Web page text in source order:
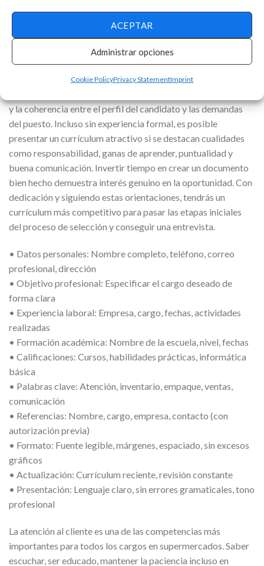
ACEPTAR
Administrar opciones
Cookie PolicyPrivacy StatementImprint
comprometido, organizado y listo para asumir las
responsabilidades del cargo deseado.
Elaborar un currículum para funciones en supermercados
requiere atención a los detalles y enfoque en habilidades
y la coherencia entre el perfil del candidato y las demandas
del puesto. Incluso sin experiencia formal, es posible
presentar un currículum atractivo si se destacan cualidades
como responsabilidad, ganas de aprender, puntualidad y
buena comunicación. Invertir tiempo en crear un documento
bien hecho demuestra interés genuino en la oportunidad. Con
dedicación y siguiendo estas orientaciones, tendrás un
currículum más competitivo para pasar las etapas iniciales
del proceso de selección y conseguir una entrevista.
• Datos personales: Nombre completo, teléfono, correo
profesional, dirección
• Objetivo profesional: Especificar el cargo deseado de
forma clara
• Experiencia laboral: Empresa, cargo, fechas, actividades
realizadas
• Formación académica: Nombre de la escuela, nivel, fechas
• Calificaciones: Cursos, habilidades prácticas, informática
básica
• Palabras clave: Atención, inventario, empaque, ventas,
comunicación
• Referencias: Nombre, cargo, empresa, contacto (con
autorización previa)
• Formato: Fuente legible, márgenes, espaciado, sin excesos
gráficos
• Actualización: Currículum reciente, revisión constante
• Presentación: Lenguaje claro, sin errores gramaticales, tono
profesional
La atención al cliente es una de las competencias más
importantes para todos los cargos en supermercados. Saber
escuchar, ser educado, mantener la paciencia incluso en